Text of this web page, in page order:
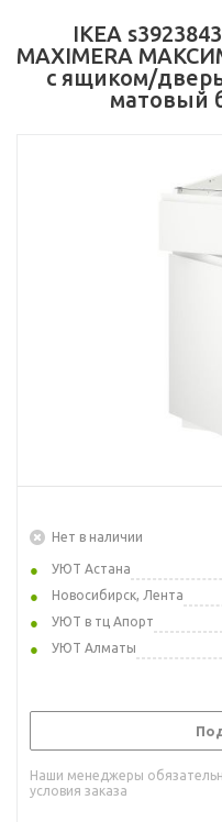
IKEA
MAXIMERA
с ящиком/
матовый
Нет в наличии
УЮТ Астана
Новосибирск, Лента
УЮТ в тц Апорт
УЮТ Алматы
Наши менеджеры
условия заказа